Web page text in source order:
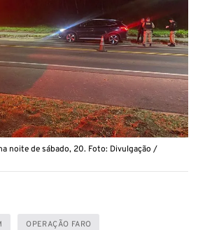
noite de sábado, 20. Foto: Divulgação /
OPERAÇÃO FARO